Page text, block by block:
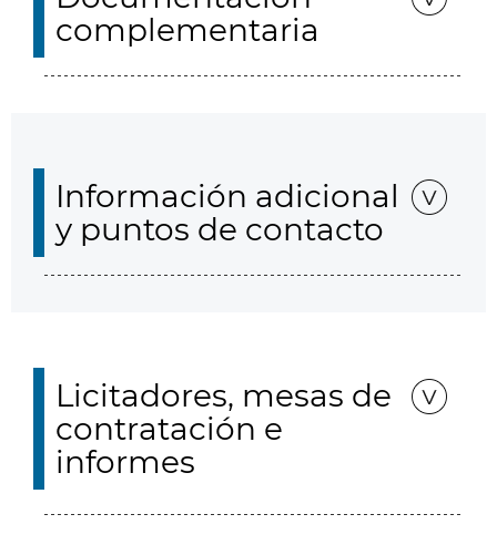
complementaria
Información adicional
y puntos de contacto
Licitadores, mesas de
contratación e
informes